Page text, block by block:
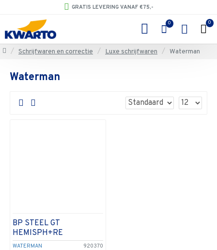
GRATIS LEVERING VANAF €75,-
0 0
Schrijfwaren en correctie Luxe schrijfwaren Waterman
Waterman
WATERMAN 920370
BP STEEL GT
HEMISPH+RE